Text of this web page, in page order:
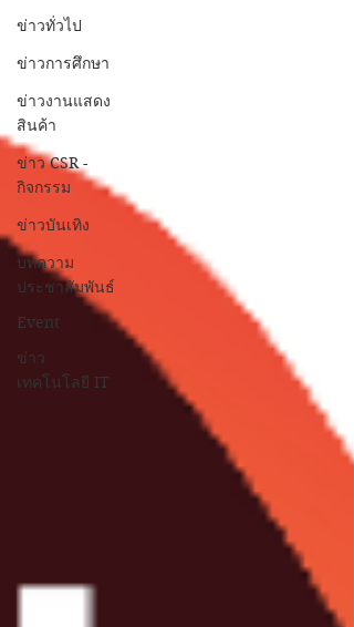
ข่าวทั่วไป
ข่าวการศึกษา
ข่าวงานแสดง
สินค้า
ข่าว CSR -
กิจกรรม
ข่าวบันเทิง
บทความ
ประชาสัมพันธ์
Event
ข่าว
เทคโนโลยี IT